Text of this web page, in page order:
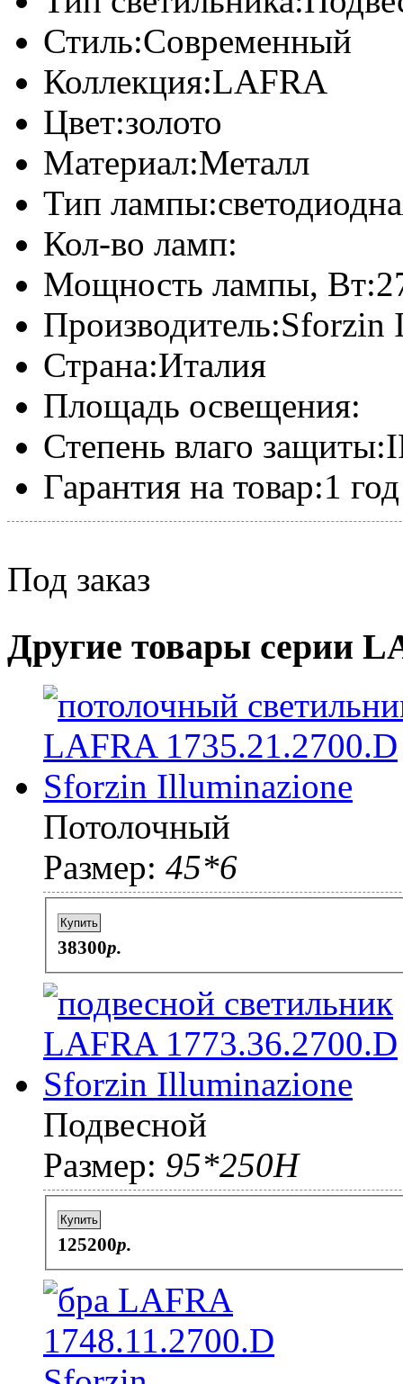
Стиль:Современный
Коллекция:LAFRA
Цвет:золото
Материал:Металл
Тип лампы:
Кол-во ламп:
Мощность лампы, Вт:
Производитель:Sforzin
Страна:Италия
Площадь освещения:
Степень влаго защиты:
Гарантия на товар:1 год
Под заказ
Другие товары серии
Потолочный
Размер: 45*6
Купить
38300p.
Подвесной
Размер: 95*250H
Купить
125200p.